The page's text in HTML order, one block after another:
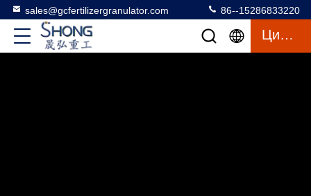
sales@gcfertilizergranulator.com 86--15286833220
Цитата